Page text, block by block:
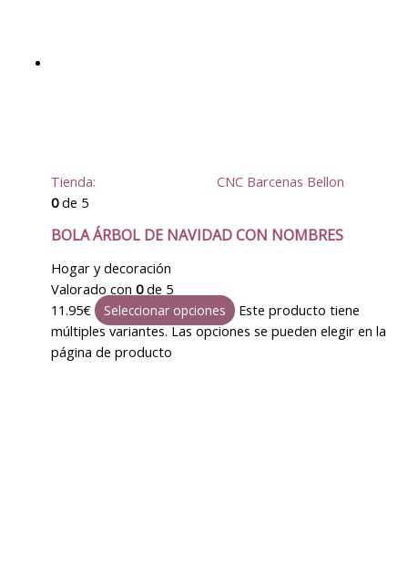
Tienda:
CNC Barcenas Bellon
0de 5
BOLA ÁRBOL DE NAVIDAD CON NOMBRES
Hogar y decoración
Valorado con 0de 5
11.95€ Seleccionar opciones
Este producto tiene
múltiples variantes. Las opciones se pueden elegir en la
página de producto